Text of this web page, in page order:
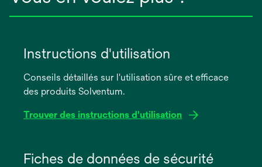
Instructions d'utilisation
Conseils détaillés sur l'utilisation sûre et efficace
des produits Solventum.
Trouver des instructions d'utilisation
dansFiches de données de sécurité